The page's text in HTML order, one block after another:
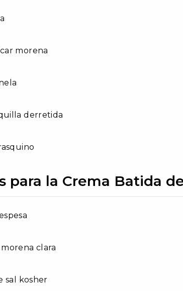
morena
derretida
para la Crema Batida
clara
sal kosher